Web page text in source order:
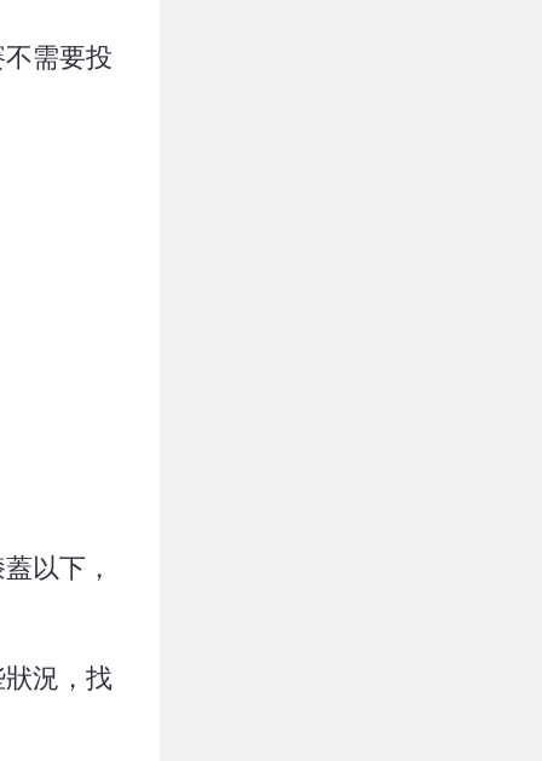
需要投
以下，
況，找